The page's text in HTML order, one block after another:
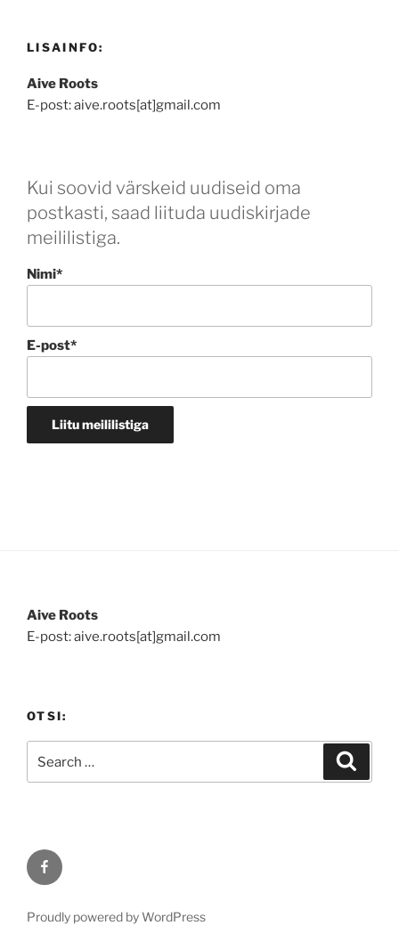
LISAINFO:
Aive Roots
E-post: aive.roots[at]gmail.com
Kui soovid värskeid uudiseid oma
postkasti, saad liituda uudiskirjade
meililistiga.
Nimi*
E-post*
Aive Roots
E-post: aive.roots[at]gmail.com
OTSI:
for:
Facebook
Proudly powered by WordPress